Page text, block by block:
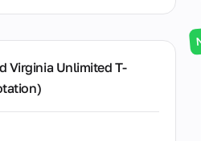
Virginia Unlimited T-